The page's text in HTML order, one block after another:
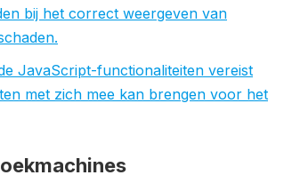
bij het correct weergeven van
JavaScript-functionaliteiten vereist
met zich mee kan brengen voor het